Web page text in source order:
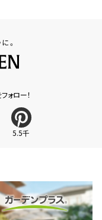
ォロー！
5.5千